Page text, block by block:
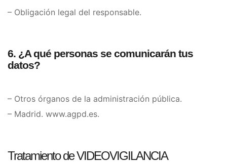
– Obligación legal del responsable.
6. ¿A qué personas se comunicarán tus
datos?
– Otros órganos de la administración pública.
– Madrid. www.agpd.es.
Tratamiento de VIDEOVIGILANCIA